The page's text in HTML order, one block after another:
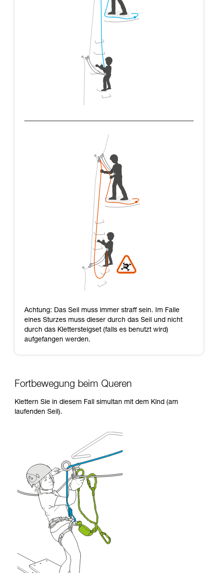
Achtung: Das Seil muss immer straff sein. Im Falle
eines Sturzes muss dieser durch das Seil und nicht
durch das Klettersteigset (falls es benutzt wird)
aufgefangen werden.
Fortbewegung beim Queren
Klettern Sie in diesem Fall simultan mit dem Kind (am
laufenden Seil).